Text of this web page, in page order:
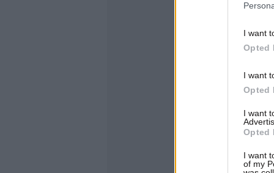
I want
Opted
I want
Opted
I want
Opted
I want
of my